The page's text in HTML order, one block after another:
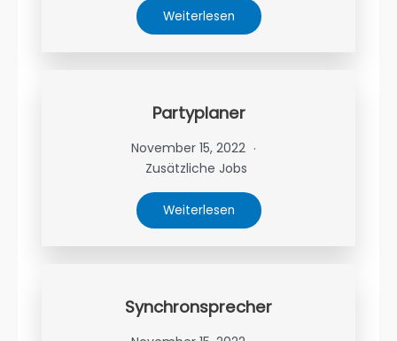
Weiterlesen
Partyplaner
November 15, 2022
Zusätzliche Jobs
Weiterlesen
Synchronsprecher